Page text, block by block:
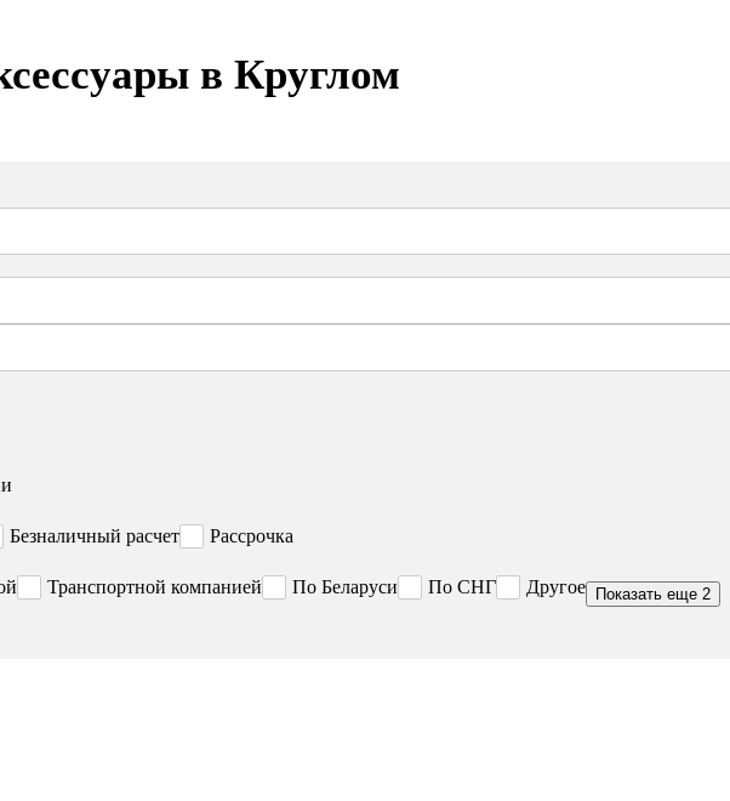
в Круглом
Безналичный расчет
Рассрочка
Транспортной компанией По Беларуси По СНГ Другое Показать еще 2